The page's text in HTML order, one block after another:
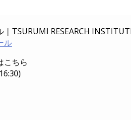
TSURUMI RESEARCH
こちら